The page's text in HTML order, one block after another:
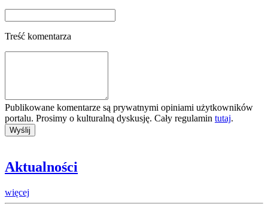
Treść komentarza
Publikowane komentarze są prywatnymi opiniami użytkowników
portalu. Prosimy o kulturalną dyskusję. Cały regulamin tutaj.
Aktualności
więcej